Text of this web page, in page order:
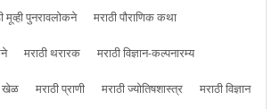
मूव्ही पुनरावलोकने
मराठी पौराणिक कथा
मराठी थरारक
मराठी विज्ञान-कल्पनारम्य
खेळ मराठी प्राणी मराठी ज्योतिषशास्त्र
मराठी विज्ञान